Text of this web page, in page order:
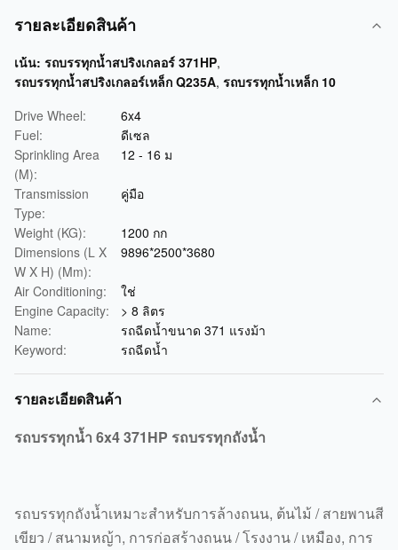
รายละเอียดสินค้า
เน้น: รถบรรทุกน้ำสปริงเกลอร์ 371HP,
รถบรรทุกน้ำสปริงเกลอร์เหล็ก Q235A, รถบรรทุกน้ำเหล็ก 10
Drive Wheel:
6x4
Fuel:
ดีเซล
Sprinkling Area
(M):
12 - 16 ม
Transmission
Type:
คู่มือ
Weight (KG):
1200 กก
Dimensions (L X
W X H) (Mm):
9896*2500*3680
Air Conditioning:
ใช่
Engine Capacity:
> 8 ลิตร
Name:
รถฉีดน้ำขนาด 371 แรงม้า
Keyword:
รถฉีดน้ำ
รายละเอียดสินค้า
รถบรรทุกน้ำ 6x4 371HP รถบรรทุกถังน้ำ
รถบรรทุกถังน้ำเหมาะสำหรับการล้างถนน, ต้นไม้ / สายพานสี
เขียว / สนามหญ้า, การก่อสร้างถนน / โรงงาน / เหมือง, การ